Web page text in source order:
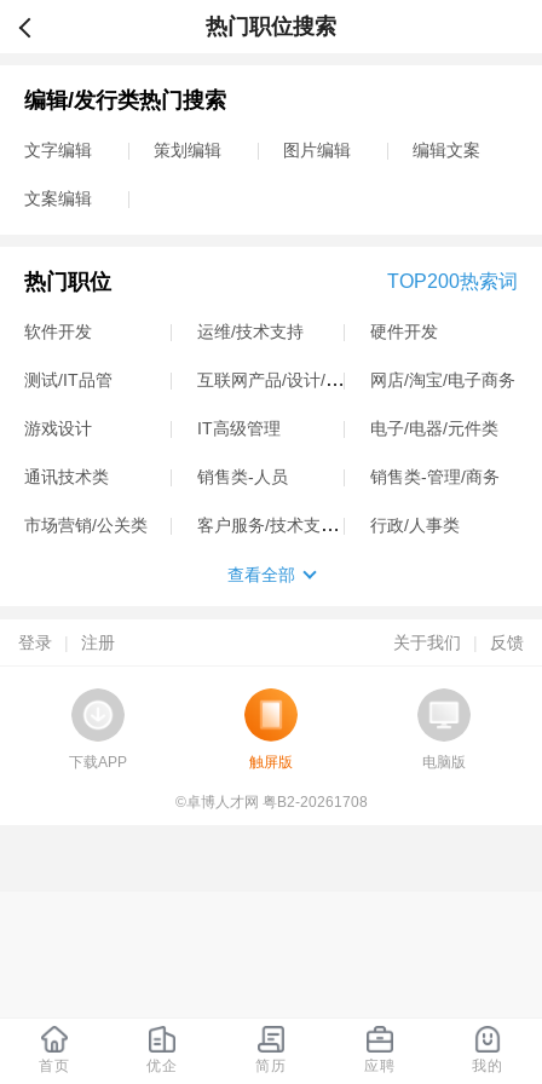
热门职位搜索
编辑/发行类热门搜索
文字编辑 策划编辑 图片编辑 编辑文案
文案编辑
热门职位 TOP200热索词
软件开发 运维/技术支持 硬件开发
测试/IT品管 互联网产品/设计/运营 网店/淘宝/电子商务
游戏设计 IT高级管理 电子/电器/元件类
通讯技术类 销售类-人员 销售类-管理/商务
市场营销/公关类 客户服务/技术支持类 行政/人事类
查看全部
登录 | 注册 关于我们 | 反馈
下载APP 触屏版 电脑版
©卓博人才网 粤B2-20261708
首页 优企 简历 应聘 我的